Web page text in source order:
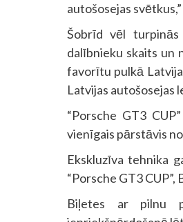
autošosejas
Šobrīd vēl turpinās
dalībnieku skaits un
favorītu pulkā
Latvijas autošosejas
“Porsche GT3
vienīgais pārstāvis
Ekskluzīva tehnika
“Porsche GT3
Biļetes ar pilnu